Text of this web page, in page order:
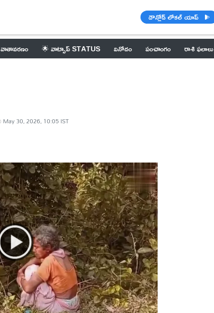
డౌన్లోడ్ లోకల్ యాప్
వాతావరణం 🌟 వాట్సాప్ STATUS వినోదం పంచాంగం రాశి ఫలాలు
May 30, 2026, 10:05 IST